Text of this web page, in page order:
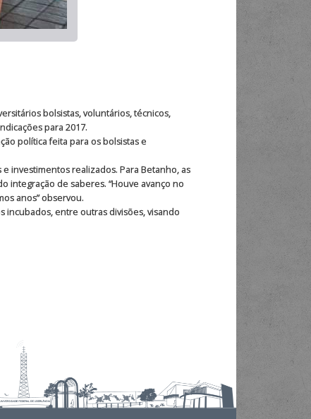
bolsistas, voluntários, técnicos,
para 2017.
política feita para os bolsistas e
investimentos realizados. Para Betanho, as
integração de saberes. “Houve avanço no
anos” observou.
incubados, entre outras divisões, visando